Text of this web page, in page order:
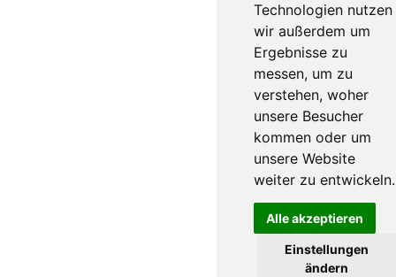
Technologien nutzen
wir außerdem um
Ergebnisse zu
messen, um zu
verstehen, woher
unsere Besucher
kommen oder um
unsere Website
weiter zu entwickeln.
Alle akzeptieren
Einstellungen
ändern